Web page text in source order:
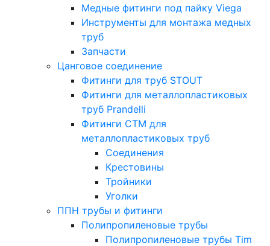
Медные фитинги под пайку Viega
Инструменты для монтажа медных
труб
Запчасти
Цанговое соединение
Фитинги для труб STOUT
Фитинги для металлопластиковых
труб Prandelli
Фитинги СTM для
металлопластиковых труб
Соединения
Крестовины
Тройники
Уголки
ППН трубы и фитинги
Полипропиленовые трубы
Полипропиленовые трубы Tim